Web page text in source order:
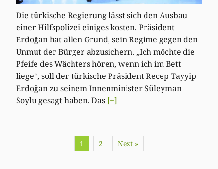
Die türkische Regierung lässt sich den Ausbau
einer Hilfspolizei einiges kosten. Präsident
Erdoğan hat allen Grund, sein Regime gegen den
Unmut der Bürger abzusichern. „Ich möchte die
Pfeife des Wächters hören, wenn ich im Bett
liege“, soll der türkische Präsident Recep Tayyip
Erdoğan zu seinem Innenminister Süleyman
Soylu gesagt haben. Das [+]
1 2 Next »